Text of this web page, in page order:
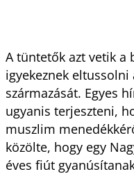
A tüntetők azt vetik a
igyekeznek
származását. Egyes
ugyanis terjeszteni,
muszlim
közölte, hogy egy
éves fiút